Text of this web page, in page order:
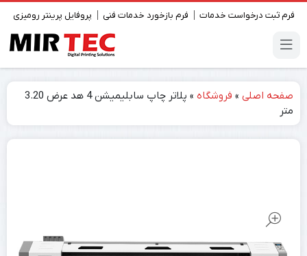
فرم ثبت درخواست خدمات فرم بازخورد خدمات فنی پروفایل پرینتر رومیزی
صفحه اصلی » فروشگاه »
پلاتر چاپ سابلیمیشن 4 هد عرض 3.20
متر